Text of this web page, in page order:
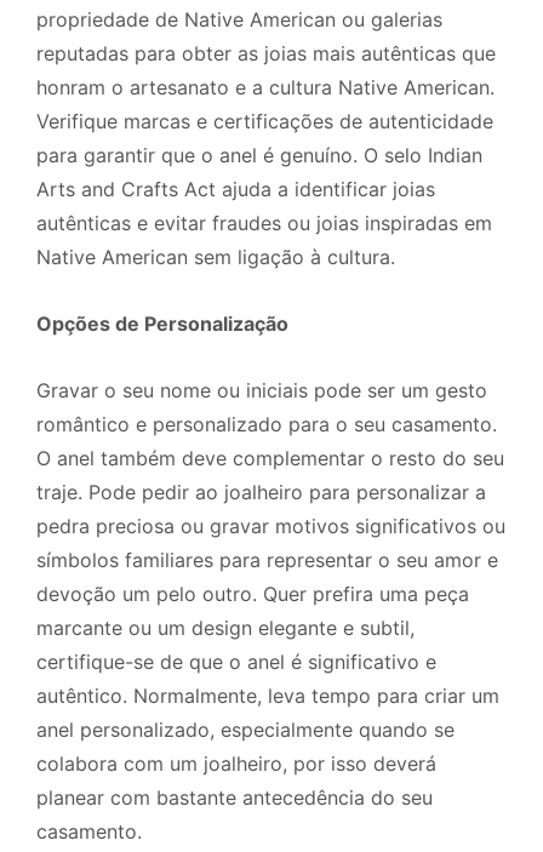
propriedade de Native American ou galerias
reputadas para obter as joias mais autênticas que
honram o artesanato e a cultura Native American.
Verifique marcas e certificações de autenticidade
para garantir que o anel é genuíno. O selo Indian
Arts and Crafts Act ajuda a identificar joias
autênticas e evitar fraudes ou joias inspiradas em
Native American sem ligação à cultura.
Opções de Personalização
Gravar o seu nome ou iniciais pode ser um gesto
romântico e personalizado para o seu casamento.
O anel também deve complementar o resto do seu
traje. Pode pedir ao joalheiro para personalizar a
pedra preciosa ou gravar motivos significativos ou
símbolos familiares para representar o seu amor e
devoção um pelo outro. Quer prefira uma peça
marcante ou um design elegante e subtil,
certifique-se de que o anel é significativo e
autêntico. Normalmente, leva tempo para criar um
anel personalizado, especialmente quando se
colabora com um joalheiro, por isso deverá
planear com bastante antecedência do seu
casamento.